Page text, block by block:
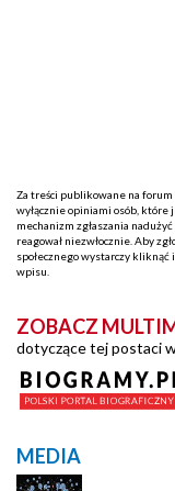
Za treści publikowane na
wyłącznie opiniami osób, które
mechanizm zgłaszania
reagował niezwłocznie. Aby
społecznego wystarczy
wpisu.
ZOBACZ
dotyczące tej postaci
MEDIA